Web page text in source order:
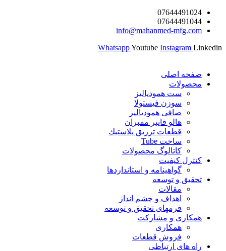
پرش
محتوا
07644491024
07644491044
info@mahanmed-mfg.com
WhatsappYoutube Instagram Linkedin
صفحه اصلی
محصولات
ست همودیالیز
سوزن فیستولا
صافی همودیالیز
هالو فایبر ممبران
قطعات تزريق پلاستيك
ساخت Tube
کاتالوگ محصولات
کنترل کیفیت
گواهينامه و استانداردها
تحقيق و توسعه
مقالات
اهداف و چشم انداز
فرمهای تحقیق و توسعه
همکاری و مشارکت
همکاری
فروش قطعات
راه های ارتباطی